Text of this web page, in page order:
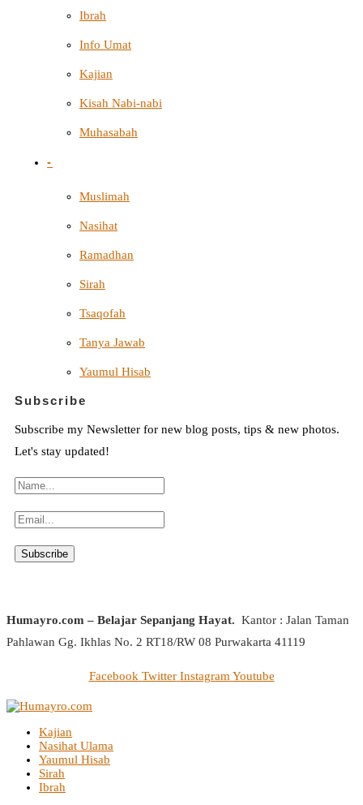
Ibrah
Info Umat
Kajian
Kisah Nabi-nabi
Muhasabah
-
Muslimah
Nasihat
Ramadhan
Sirah
Tsaqofah
Tanya Jawab
Yaumul Hisab
Subscribe
Subscribe my Newsletter for new blog posts, tips & new photos.
Let's stay updated!
Humayro.com – Belajar Sepanjang Hayat. Kantor : Jalan Taman
Pahlawan Gg. Ikhlas No. 2 RT18/RW 08 Purwakarta 41119
Facebook Twitter Instagram Youtube
Kajian
Nasihat Ulama
Yaumul Hisab
Sirah
Ibrah